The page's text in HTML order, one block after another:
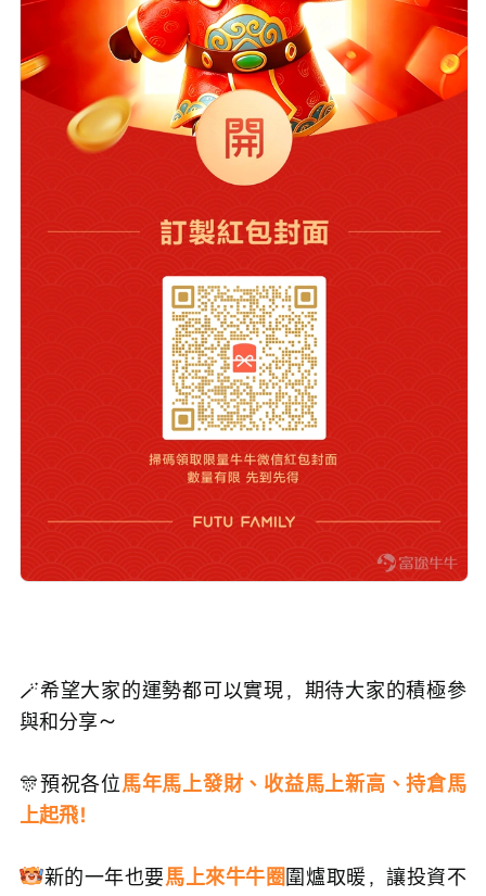
🪄希望大家的運勢都可以實現，期待大家的積極參
與和分享～
🎊預祝各位馬年馬上發財、收益馬上新高、持倉馬
上起飛！
新的一年也要馬上來牛牛圈圍爐取暖，讓投資不